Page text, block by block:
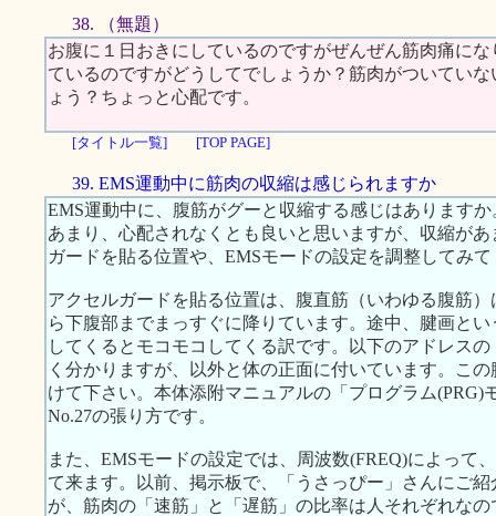
38. （無題）
お腹に１日おきにしているのですがぜんぜん筋肉痛に
ているのですがどうしてでしょうか？筋肉がついてい
ょう？ちょっと心配です。
[タイトル一覧] [TOP PAGE]
39. EMS運動中に筋肉の収縮は感じられますか
EMS運動中に、腹筋がグーと収縮する感じはあります
あまり、心配されなくとも良いと思いますが、収縮が
ガードを貼る位置や、EMSモードの設定を調整してみ
アクセルガードを貼る位置は、腹直筋（いわゆる腹筋
ら下腹部までまっすぐに降りています。途中、腱画と
してくるとモコモコしてくる訳です。以下のアドレス
く分かりますが、以外と体の正面に付いています。こ
けて下さい。本体添附マニュアルの「プログラム
No.27の張り方です。
また、EMSモードの設定では、周波数(FREQ)によって
て来ます。以前、掲示板で、「うさっぴー」さんにご
が、筋肉の「速筋」と「遅筋」の比率は人それぞれな